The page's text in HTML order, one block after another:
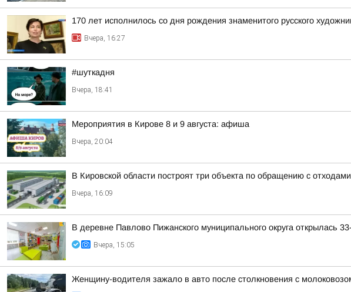
170 лет исполнилось со дня рождения знаменитого русского
Вчера, 16:27
#шуткадня
Вчера, 18:41
Мероприятия в Кирове 8 и 9 августа: афиша
Вчера, 20:04
В Кировской области построят три объекта по обращению с
Вчера, 16:09
В деревне Павлово Пижанского муниципального округа открылась
Вчера, 15:05
Женщину-водителя зажало в авто после столкновения с